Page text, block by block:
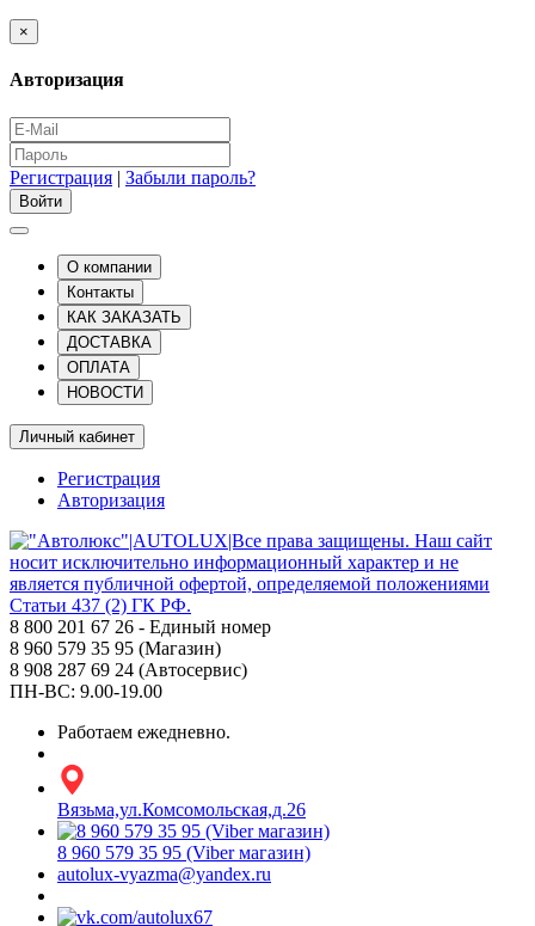
×
Авторизация
Регистрация | Забыли пароль?
О компании
Контакты
КАК ЗАКАЗАТЬ
ДОСТАВКА
ОПЛАТА
НОВОСТИ
Личный кабинет
Регистрация
Авторизация
8 800 201 67 26 - Единый номер
8 960 579 35 95 (Магазин)
8 908 287 69 24 (Автосервис)
ПН-ВС: 9.00-19.00
Работаем ежедневно.
Вязьма,ул.Комсомольская,д.26
8 960 579 35 95 (Viber магазин)
autolux-vyazma@yandex.ru